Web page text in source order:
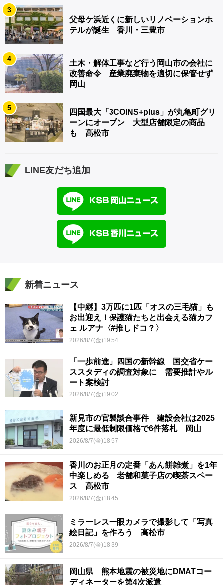
3
父母ケ浜近くに新しいリノベーションホ
テルが誕生 香川・三豊市
4
土木・解体工事など行う岡山市の会社に
改善命令 産業廃棄物を適切に保管せず
岡山
5
四国最大「3COINS+plus」が丸亀町グリ
ーンにオープン 大型店舗限定の商品
も 高松市
LINE友だち追加
新着ニュース
【中継】3万匹に1匹「オスの三毛猫」も
お出迎え！保護猫たちと出会える猫カフ
ェ ルアナ〈#推しドコ？〉
2026/8/7(金)19:54
「一歩前進」四国の新幹線 国交省ケー
ススタディの調査対象に 需要推計やル
ート案検討
2026/8/7(金)19:02
新見市の官製談合事件 建設会社は2025
年度に最低制限価格で6件落札 岡山
2026/8/7(金)18:57
香川のお正月の定番「あん餅雑煮」を1年
中楽しめる 老舗和菓子店の喫茶スペー
ス 高松市
2026/8/7(金)18:45
ミラーレス一眼カメラで撮影して「写真
絵日記」を作ろう 高松市
2026/8/7(金)18:39
岡山県 熊本地震の被災地にDMATコー
ディネーターを第4次派遣